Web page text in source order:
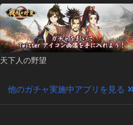
天下人の野望
他のガチャ実施中アプリを見る